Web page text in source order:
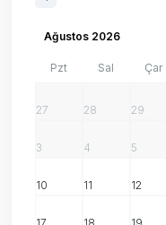
Ağustos 2026
Pzt Sal Çar
27 28 29
3 4 5
10 11 12